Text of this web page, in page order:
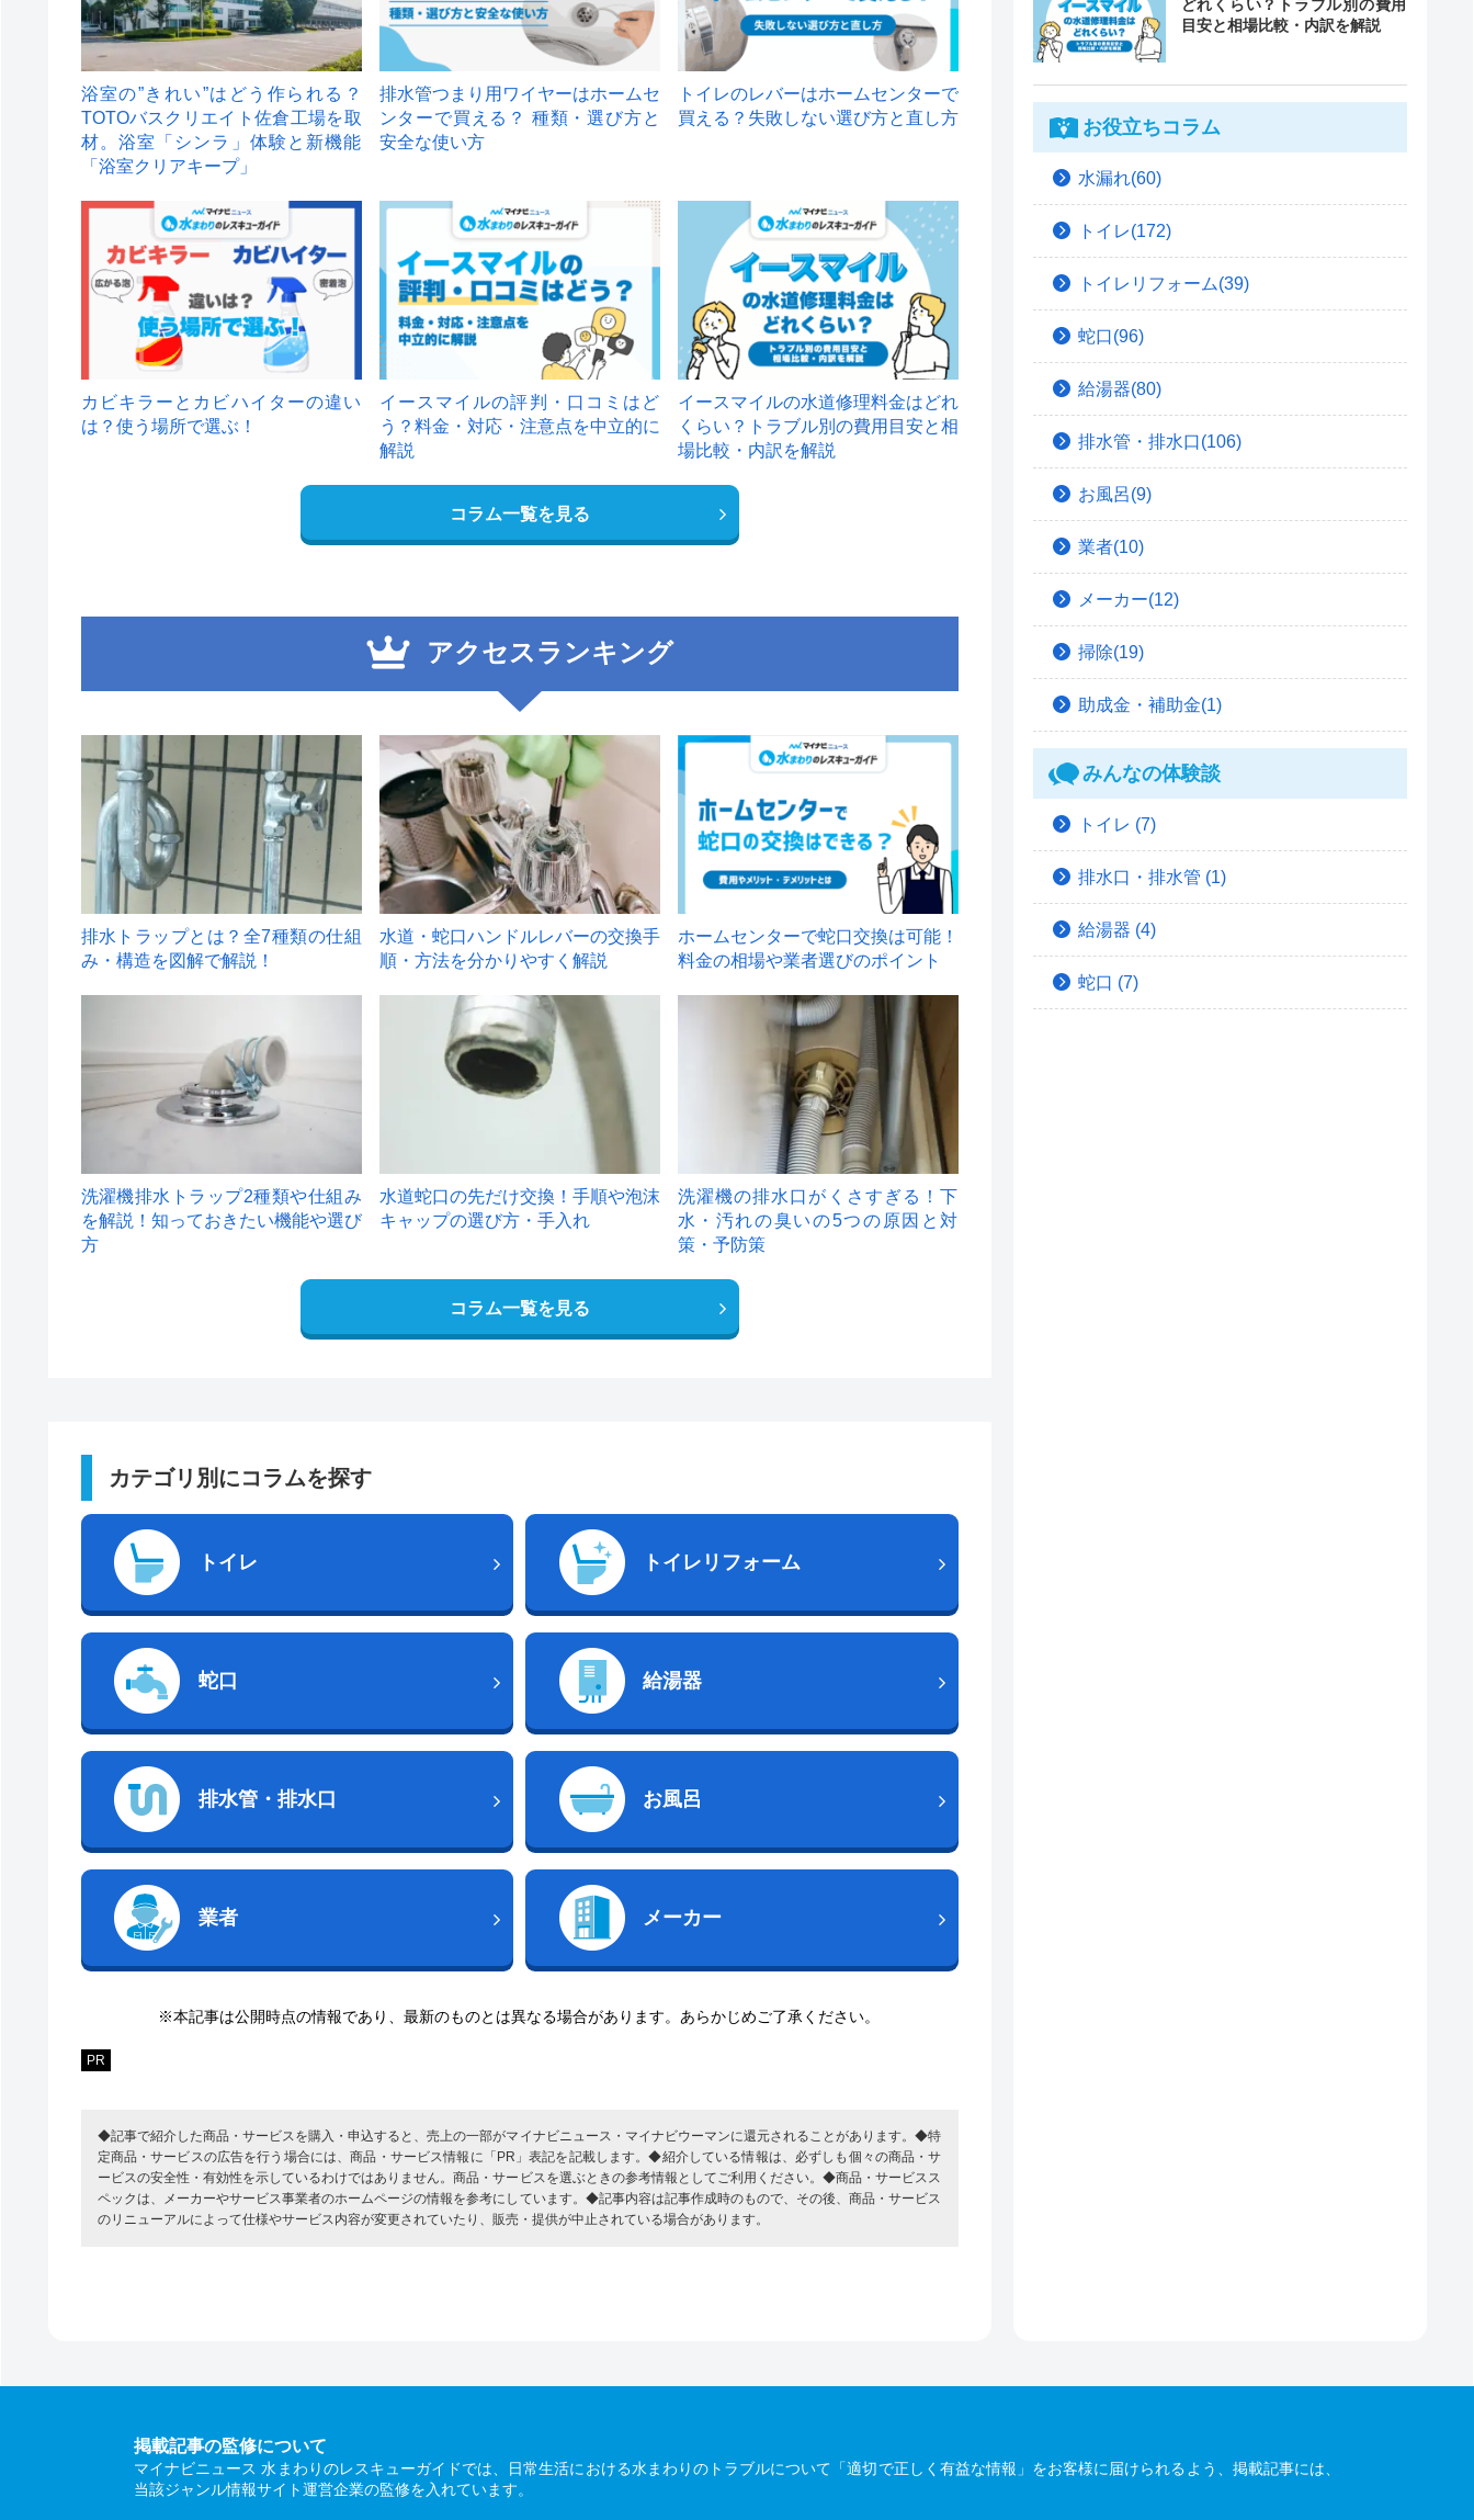
浴室の”きれい”はどう作られる？
TOTOバスクリエイト佐倉工場を取
材。浴室「シンラ」体験と新機能
「浴室クリアキープ」
排水管つまり用ワイヤーはホームセ
ンターで買える？ 種類・選び方と
安全な使い方
トイレのレバーはホームセンターで
買える？失敗しない選び方と直し方
カビキラーとカビハイターの違い
は？使う場所で選ぶ！
イースマイルの評判・口コミはど
う？料金・対応・注意点を中立的に
解説
イースマイルの水道修理料金はどれ
くらい？トラブル別の費用目安と相
場比較・内訳を解説
コラム一覧を見る
アクセスランキング
1
排水トラップとは？全7種類の仕組
み・構造を図解で解説！
2
水道・蛇口ハンドルレバーの交換手
順・方法を分かりやすく解説
ホームセンターで蛇口交換は可能！
料金の相場や業者選びのポイント
洗濯機排水トラップ2種類や仕組み
を解説！知っておきたい機能や選び
方
水道蛇口の先だけ交換！手順や泡沫
キャップの選び方・手入れ
洗濯機の排水口がくさすぎる！下
水・汚れの臭いの5つの原因と対
策・予防策
コラム一覧を見る
カテゴリ別にコラムを探す
トイレ トイレリフォーム
蛇口 給湯器
排水管・排水口 お風呂
業者 メーカー
※本記事は公開時点の情報であり、最新のものとは異なる場合があります。あらかじめご了承ください。
PR
◆記事で紹介した商品・サービスを購入・申込すると、売上の一部がマイナビニュース・マイナビウーマンに還元されることがあります。◆特
定商品・サービスの広告を行う場合には、商品・サービス情報に「PR」表記を記載します。◆紹介している情報は、必ずしも個々の商品・サ
ービスの安全性・有効性を示しているわけではありません。商品・サービスを選ぶときの参考情報としてご利用ください。◆商品・サービスス
ペックは、メーカーやサービス事業者のホームページの情報を参考にしています。◆記事内容は記事作成時のもので、その後、商品・サービス
のリニューアルによって仕様やサービス内容が変更されていたり、販売・提供が中止されている場合があります。
どれくらい？トラブル別の費用
目安と相場比較・内訳を解説
お役立ちコラム
水漏れ(60)
トイレ(172)
トイレリフォーム(39)
蛇口(96)
給湯器(80)
排水管・排水口(106)
お風呂(9)
業者(10)
メーカー(12)
掃除(19)
助成金・補助金(1)
みんなの体験談
トイレ (7)
排水口・排水管 (1)
給湯器 (4)
蛇口 (7)
掲載記事の監修について
マイナビニュース 水まわりのレスキューガイドでは、日常生活における水まわりのトラブルについて「適切で正しく有益な情報」をお客様に届けられるよう、掲載記事には、
当該ジャンル情報サイト運営企業の監修を入れています。